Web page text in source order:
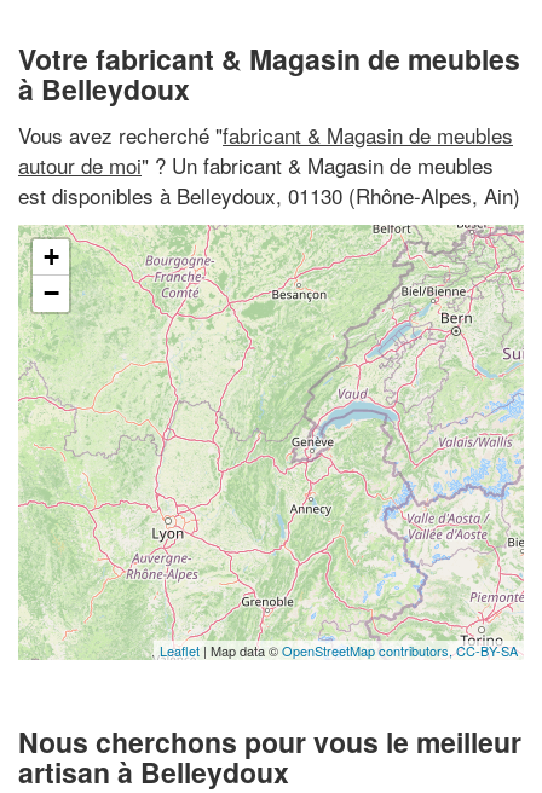
Votre fabricant & Magasin de meubles
à Belleydoux
Vous avez recherché "fabricant & Magasin de meubles
autour de moi" ? Un fabricant & Magasin de meubles
est disponibles à Belleydoux, 01130 (Rhône-Alpes, Ain)
+
−
Leaflet | Map data ©OpenStreetMap contributors,CC-BY-SA
Nous cherchons pour vous le meilleur
artisan à Belleydoux